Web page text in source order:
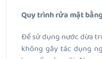
Quy trình rửa mặt
Để sử dụng nước dừa
không gây tác dụng